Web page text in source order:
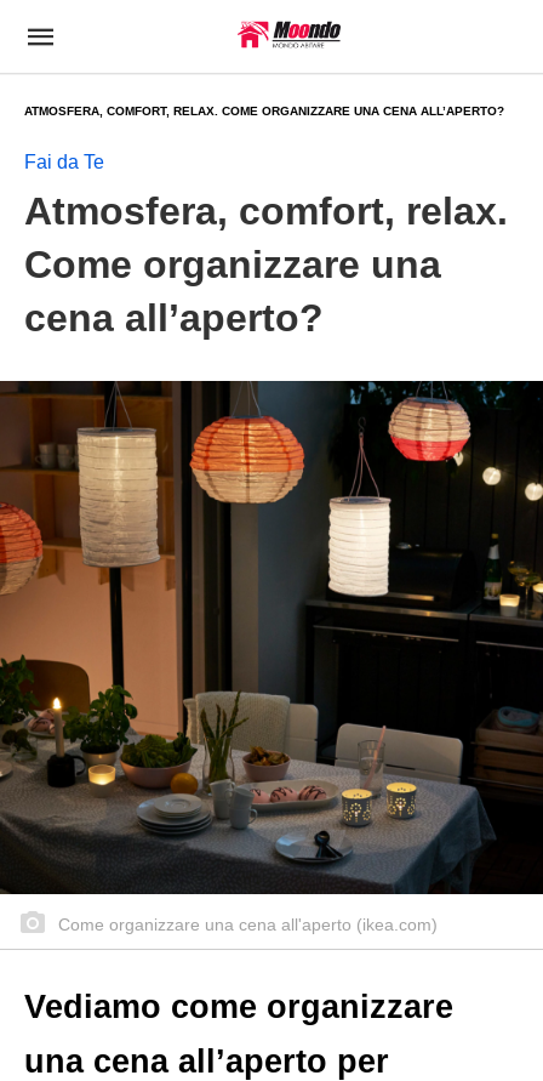
ATMOSFERA, COMFORT, RELAX. COME ORGANIZZARE UNA CENA ALL’APERTO?
Fai da Te
Atmosfera, comfort, relax.
Come organizzare una
cena all’aperto?
Come organizzare una cena all'aperto (ikea.com)
Vediamo come organizzare
una cena all’aperto per